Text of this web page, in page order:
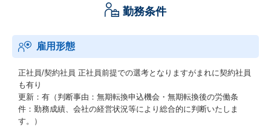
勤務条件
雇用形態
正社員/契約社員 正社員前提での選考となりますがまれに契約社員
も有り
更新：有（判断事由：無期転換申込機会・無期転換後の労働条
件：勤務成績、会社の経営状況等により総合的に判断いたしま
す。）